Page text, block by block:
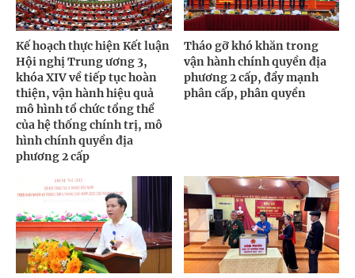
Kế hoạch thực hiện Kết luận
Hội nghị Trung ương 3,
khóa XIV về tiếp tục hoàn
thiện, vận hành hiệu quả
mô hình tổ chức tổng thể
của hệ thống chính trị, mô
hình chính quyền địa
phương 2 cấp
Tháo gỡ khó khăn trong
vận hành chính quyền địa
phương 2 cấp, đẩy mạnh
phân cấp, phân quyền